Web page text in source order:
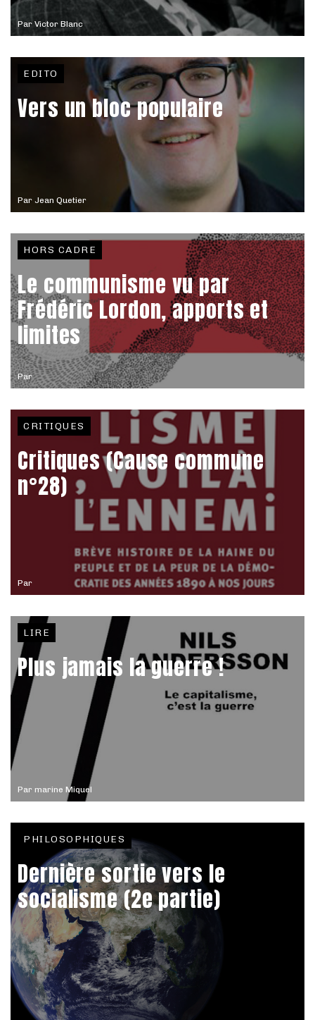
Par Victor Blanc
Par Jean Quetier
EDITO
Vers un bloc populaire
Par
HORS CADRE
Le communisme vu par
Frédéric Lordon, apports et
limites
Par
CRITIQUES
Critiques (Cause commune
n°28)
Par marine Miquel
LIRE
Plus jamais la guerre !
PHILOSOPHIQUES
Dernière sortie vers le
socialisme (2e partie)